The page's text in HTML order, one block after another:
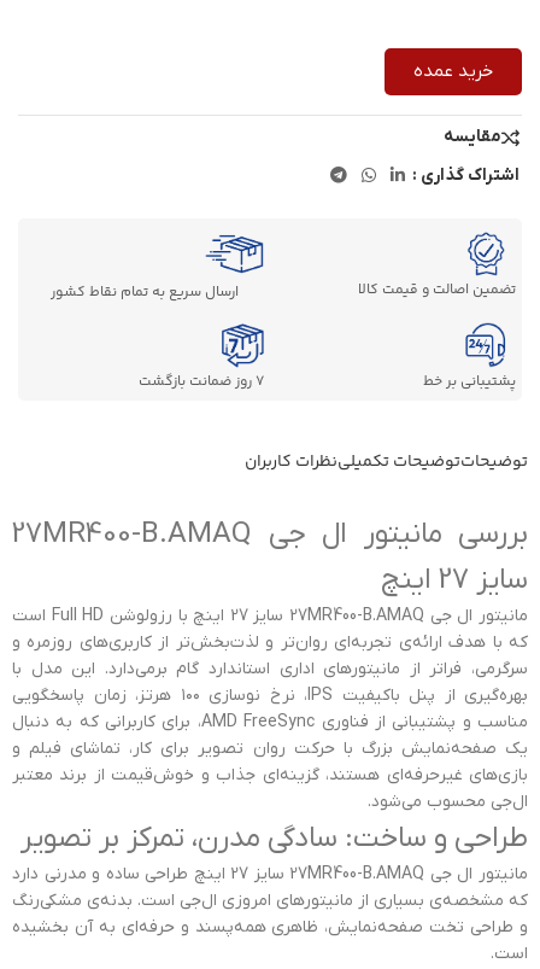
خرید عمده
مقایسه
اشتراک گذاری :
تضمین اصالت و قیمت کالا ارسال سریع به تمام نقاط کشور
پشتیبانی بر خط 7 روز ضمانت بازگشت
توضیحاتتوضیحات تکمیلینظرات کاربران
بررسی مانیتور ال جی 27MR400-B.AMAQ
سایز 27 اینچ
مانیتور ال جی 27MR400-B.AMAQ سایز 27 اینچ با رزولوشن Full HD است
که با هدف ارائه‌ی تجربه‌ای روان‌تر و لذت‌بخش‌تر از کاربری‌های روزمره و
سرگرمی، فراتر از مانیتورهای اداری استاندارد گام برمی‌دارد. این مدل با
بهره‌گیری از پنل باکیفیت IPS، نرخ نوسازی ۱۰۰ هرتز، زمان پاسخگویی
مناسب و پشتیبانی از فناوری AMD FreeSync، برای کاربرانی که به دنبال
یک صفحه‌نمایش بزرگ با حرکت روان تصویر برای کار، تماشای فیلم و
بازی‌های غیرحرفه‌ای هستند، گزینه‌ای جذاب و خوش‌قیمت از برند معتبر
ال‌جی محسوب می‌شود.
طراحی و ساخت: سادگی مدرن، تمرکز بر تصویر
مانیتور ال جی 27MR400-B.AMAQ سایز 27 اینچ طراحی ساده و مدرنی دارد
که مشخصه‌ی بسیاری از مانیتورهای امروزی ال‌جی است. بدنه‌ی مشکی‌رنگ
و طراحی تخت صفحه‌نمایش، ظاهری همه‌پسند و حرفه‌ای به آن بخشیده
است.